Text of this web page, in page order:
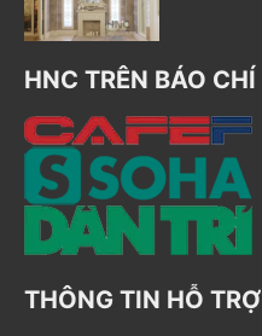
HNC TRÊN BÁO CHÍ
THÔNG TIN HỖ TRỢ